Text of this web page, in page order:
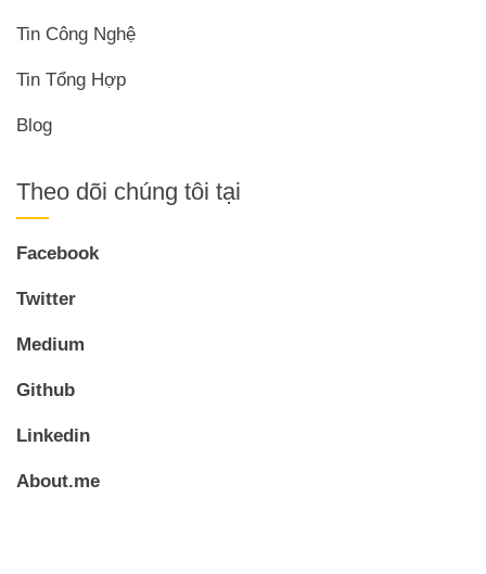
Tin Công Nghệ
Tin Tổng Hợp
Blog
Theo dõi chúng tôi tại
Facebook
Twitter
Medium
Github
Linkedin
About.me